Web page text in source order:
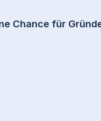
Chance für